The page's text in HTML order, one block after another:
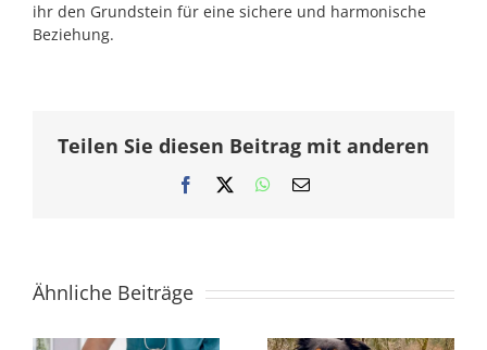
ihr den Grundstein für eine sichere und harmonische
Beziehung.
Teilen Sie diesen Beitrag mit anderen
Facebook WhatsApp
E-
Ähnliche Beiträge